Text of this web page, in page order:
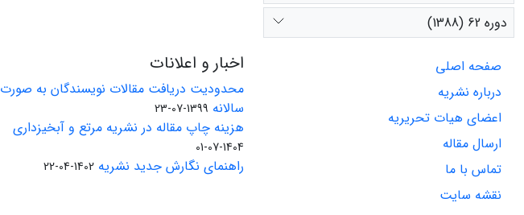
دوره 62 (1388)
صفحه اصلی
درباره نشریه
اعضای هیات تحریریه
ارسال مقاله
تماس با ما
نقشه سایت
اخبار و اعلانات
محدودیت دریافت مقالات نویسندگان به صورت
سالانه 1399-07-23
هزینه چاپ مقاله در نشریه مرتع و آبخیزداری
1404-07-01
راهنمای نگارش جدید نشریه 1402-04-22